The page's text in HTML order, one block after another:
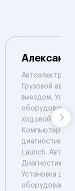
Автоэлектрик
Грузовой
выездом,
ходовой части.
Компьютерная
диагностика:
Launch.
Диагностика.
Установка доп
оборудования.